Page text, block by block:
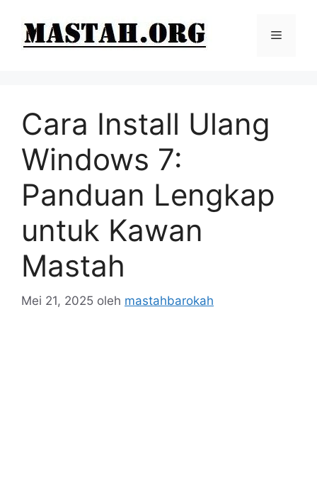
Menu
Cara Install Ulang
Windows 7:
Panduan Lengkap
untuk Kawan
Mastah
Mei 21, 2025 oleh mastahbarokah